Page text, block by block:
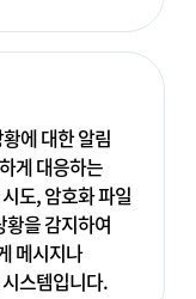
에 대한 알림
게 대응하는
도, 암호화 파일
을 감지하여
메시지나
스템입니다.